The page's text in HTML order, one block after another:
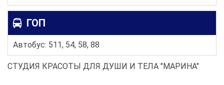
ГОП
Автобус: 511, 54, 58, 88
СТУДИЯ КРАСОТЫ ДЛЯ ДУШИ И ТЕЛА "МАРИНА"